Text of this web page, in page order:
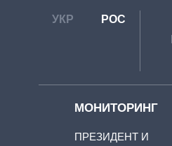
УКР РОС
МОНИТОРИНГ
ПРЕЗИДЕНТ И